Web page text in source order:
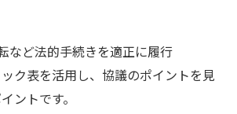
など法的手続きを適正に履行
ク表を活用し、協議のポイントを見
ントです。